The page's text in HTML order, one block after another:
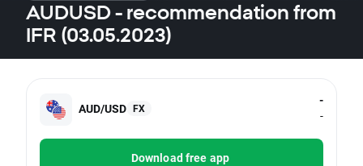
AUDUSD - recommendation from
IFR (03.05.2023)
AUD/USD FX
-
-
Download free app